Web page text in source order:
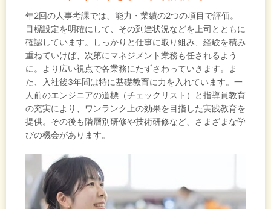
年2回の人事考課では、能力・業績の2つの項目で評価。
目標設定を明確にして、その到達状況などを上司とともに
確認しています。しっかりと仕事に取り組み、経験を積み
重ねていけば、次第にマネジメント業務も任されるよう
に。より広い視点で各業務にたずさわっていきます。ま
た、入社後3年間は特に基礎教育に力を入れています。一
人前のエンジニアの道標（チェックリスト）と指導員教育
の充実により、ワンランク上の効果を目指した実践教育を
提供。その後も階層別研修や技術研修など、さまざまな学
びの機会があります。